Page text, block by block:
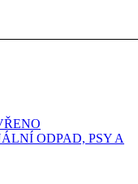
ODPAD, PSY A